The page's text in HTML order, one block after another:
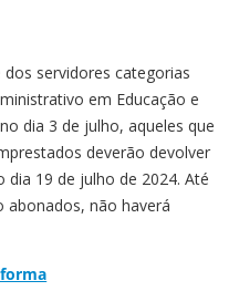
servidores categorias
em Educação e
dia 3 de julho, aqueles que
deverão devolver
19 de julho de 2024. Até
abonados, não haverá